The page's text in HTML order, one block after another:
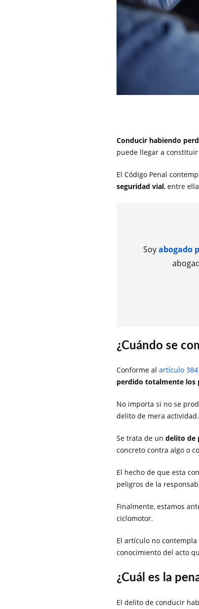
Conducir habiendo
puede llegar a
El Código Penal
seguridad vial, entre
Soyabogado
¿Cuándo se
Conforme al artículo
perdido totalmente los
No importa si no se
delito de mera actividad.
Se trata de un delito de
concreto contra algo o
El hecho de que esta
peligros de la
Finalmente, estamos
ciclomotor.
El artículo no
conocimiento del acto
¿Cuál es la
El delito de conducir